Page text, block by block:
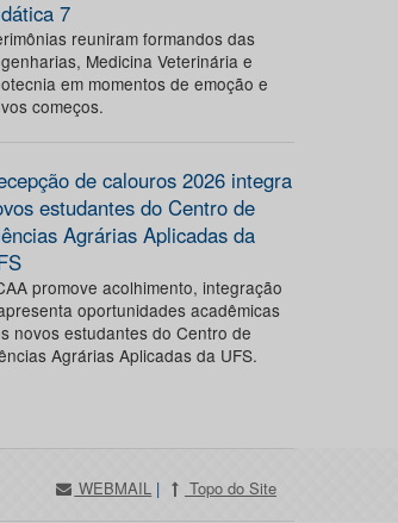
7
reuniram formandos das
Medicina Veterinária e
em momentos de emoção e
começos.
de calouros 2026 integra
estudantes do Centro de
Agrárias Aplicadas da
promove acolhimento, integração
oportunidades acadêmicas
novos estudantes do Centro de
Agrárias Aplicadas da UFS.
WEBMAIL | Topo do Site